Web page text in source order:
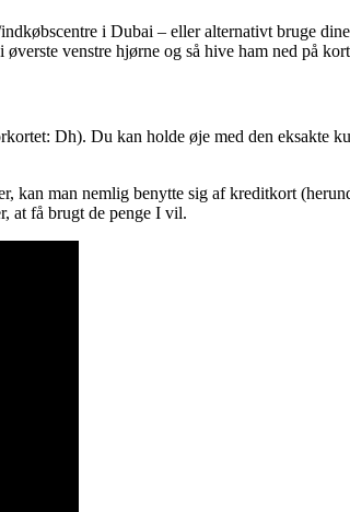
i Dubai – eller alternativt bruge
venstre hjørne og så hive ham ned på
Dh). Du kan holde øje med den eksakte
kan man nemlig benytte sig af kreditkort
at få brugt de penge I vil.